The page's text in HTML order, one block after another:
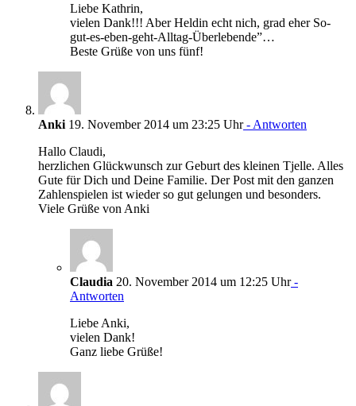
Liebe Kathrin,
vielen Dank!!! Aber Heldin echt nich, grad eher So-
gut-es-eben-geht-Alltag-Überlebende”…
Beste Grüße von uns fünf!
Anki 19. November 2014 um 23:25 Uhr- Antworten
Hallo Claudi,
herzlichen Glückwunsch zur Geburt des kleinen Tjelle. Alles
Gute für Dich und Deine Familie. Der Post mit den ganzen
Zahlenspielen ist wieder so gut gelungen und besonders.
Viele Grüße von Anki
Claudia 20. November 2014 um 12:25 Uhr-
Antworten
Liebe Anki,
vielen Dank!
Ganz liebe Grüße!